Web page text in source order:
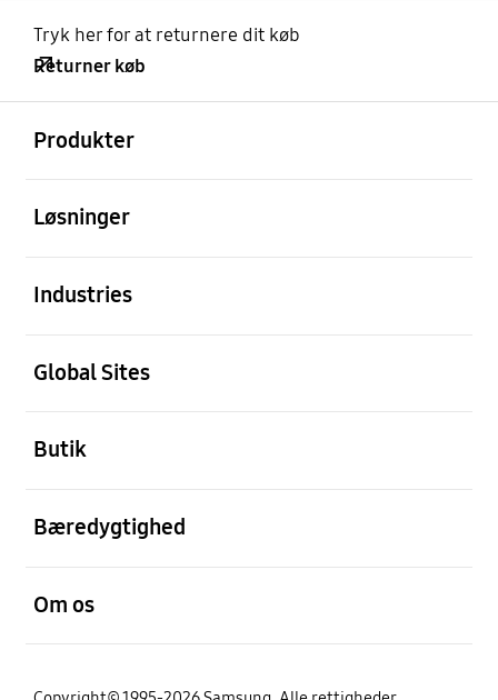
Tryk her for at returnere dit køb
Returner køb
Produkter
Løsninger
Industries
Global Sites
Butik
Bæredygtighed
Om os